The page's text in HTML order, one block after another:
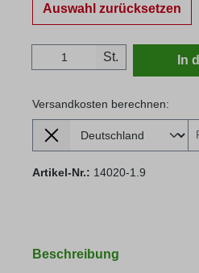
Auswahl zurücksetzen
Produkt Anzahl:
St. In
Versandkosten berechnen:
Lieferland
Versandkosten berechnen:
Artikel-Nr.: 14020-1.9
Beschreibung